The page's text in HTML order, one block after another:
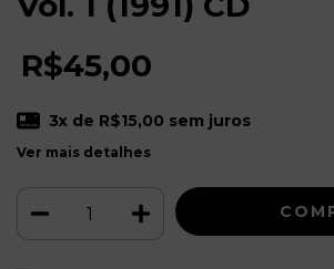
R$45,00
3x de R$15,00 sem juros
Ver mais detalhes